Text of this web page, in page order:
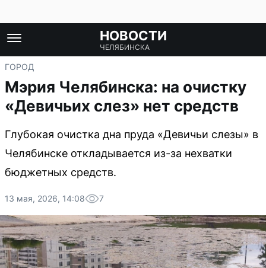
НОВОСТИ
ЧЕЛЯБИНСКА
ГОРОД
Мэрия Челябинска: на очистку
«Девичьих слез» нет средств
Глубокая очистка дна пруда «Девичьи слезы» в
Челябинске откладывается из-за нехватки
бюджетных средств.
13 мая, 2026, 14:08 7